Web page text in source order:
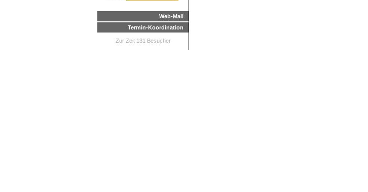
Web-Mail
Termin-Koordination
Zur Zeit 131 Besucher